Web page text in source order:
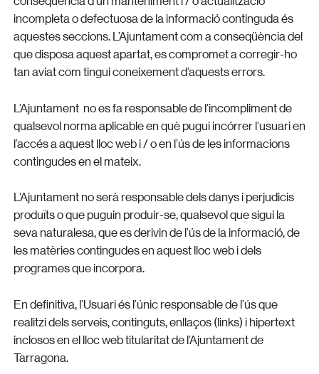
incompleta o defectuosa de la informació continguda és
aquestes seccions. L’Ajuntament com a conseqüència del
que disposa aquest apartat, es compromet a corregir-ho
tan aviat com tingui coneixement d’aquests errors.
L’Ajuntament no es fa responsable de l’incompliment de
qualsevol norma aplicable en què pugui incórrer l’usuari en
l’accés a aquest lloc web i / o en l’ús de les informacions
contingudes en el mateix.
L’Ajuntament no serà responsable dels danys i perjudicis
produïts o que puguin produir-se, qualsevol que sigui la
seva naturalesa, que es derivin de l’ús de la informació, de
les matèries contingudes en aquest lloc web i dels
programes que incorpora.
En definitiva, l’Usuari és l’únic responsable de l’ús que
realitzi dels serveis, continguts, enllaços (links) i hipertext
inclosos en el lloc web titularitat de l’Ajuntament de
Tarragona.